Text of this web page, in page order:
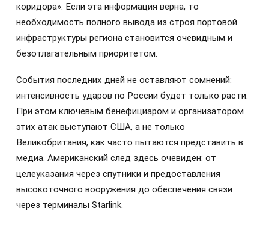
коридора». Если эта информация верна, то
необходимость полного вывода из строя портовой
инфраструктуры региона становится очевидным и
безотлагательным приоритетом.
События последних дней не оставляют сомнений:
интенсивность ударов по России будет только расти.
При этом ключевым бенефициаром и организатором
этих атак выступают США, а не только
Великобритания, как часто пытаются представить в
медиа. Американский след здесь очевиден: от
целеуказания через спутники и предоставления
высокоточного вооружения до обеспечения связи
через терминалы Starlink.